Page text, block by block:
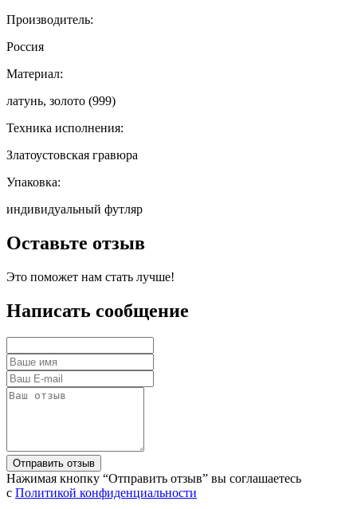
Производитель:
Россия
Материал:
латунь, золото (999)
Техника исполнения:
Златоустовская гравюра
Упаковка:
индивидуальный футляр
Оставьте отзыв
Это поможет нам стать лучше!
Написать сообщение
Нажимая кнопку “Отправить отзыв” вы соглашаетесь
с Политикой конфиденциальности